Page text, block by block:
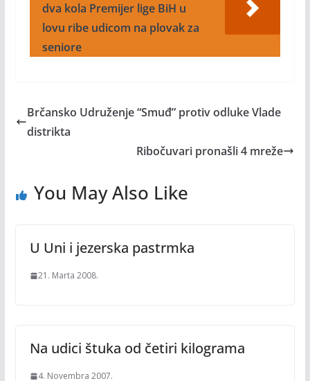
dva kola Premijer lige BiH u
lovu ribe udicom na plovak za
seniore
Brčansko Udruženje “Smuđ” protiv odluke Vlade
distrikta
Ribočuvari pronašli 4 mreže
You May Also Like
U Uni i jezerska pastrmka
21. Marta 2008.
Na udici štuka od četiri kilograma
4. Novembra 2007.